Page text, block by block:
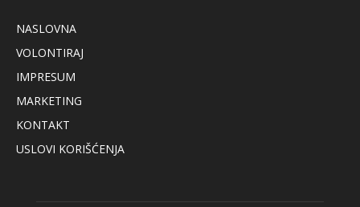
NASLOVNA
VOLONTIRAJ
IMPRESUM
MARKETING
KONTAKT
USLOVI KORIŠĆENJA